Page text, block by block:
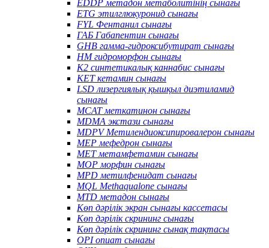
EDDP метадон метаболитінің сынағы
ETG этилглюкуронид сынағы
FYL Фентанил сынағы
ГАБ Габапентин сынағы
GHB гамма-гидроксибутират сынағы
HM гидроморфон сынағы
K2 синтетикалық каннабис сынағы
KET кетамин сынағы
LSD лизергиялық қышқыл диэтиламид
сынағы
MCAT меткатинон сынағы
MDMA экстази сынағы
MDPV Метилендиоксипировалерон сынағы
MEP мефедрон сынағы
MET метамфетамин сынағы
MOP морфин сынағы
MPD метилфенидат сынағы
MQL Methaqualone сынағы
MTD метадон сынағы
Көп дәрілік экран сынағы кассетасы
Көп дәрілік скрининг сынағы
Көп дәрілік скрининг сынақ тақтасы
OPI опиат сынағы